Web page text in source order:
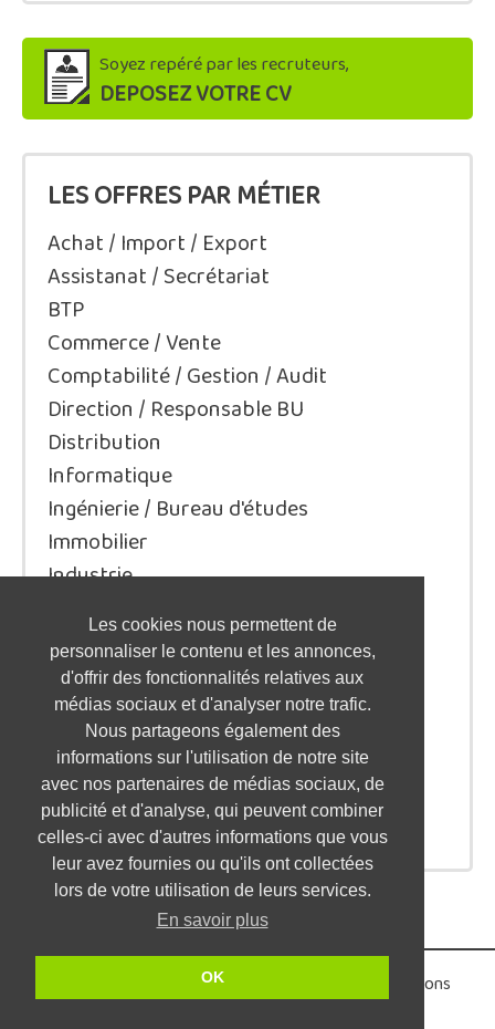
Les cookies nous permettent de
personnaliser le contenu et les annonces,
d'offrir des fonctionnalités relatives aux
médias sociaux et d'analyser notre trafic.
Nous partageons également des
informations sur l'utilisation de notre site
avec nos partenaires de médias sociaux, de
publicité et d'analyse, qui peuvent combiner
celles-ci avec d'autres informations que vous
leur avez fournies ou qu'ils ont collectées
lors de votre utilisation de leurs services.
En savoir plus
OK
Soyez repéré par les recruteurs,
DEPOSEZ VOTRE CV
LES OFFRES PAR MÉTIER
Achat / Import / Export
Assistanat / Secrétariat
BTP
Commerce / Vente
Comptabilité / Gestion / Audit
Direction / Responsable BU
Distribution
Informatique
Ingénierie / Bureau d'études
Immobilier
Industrie
Juridique/Droit
Qualité / Sécurité / Environnement
Logistique / Transport
Marketing / Communication
Ressources Humaines
Restauration / Hôtellerie
Santé
Service à la personne / aux entreprises
Parrainage
Mentions